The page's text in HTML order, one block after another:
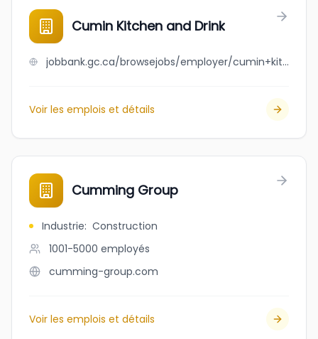
Cumin Kitchen and Drink
jobbank.gc.ca/browsejobs/employer/cumin+kitchen+and+drink/ca
Voir les emplois et détails
Cumming Group
Industrie: Construction
1001-5000 employés
cumming-group.com
Voir les emplois et détails